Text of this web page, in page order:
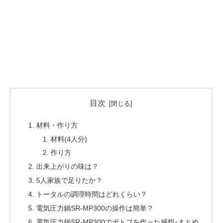
目次
材料・作り方
材料(4人分)
作り方
出来上がりの味は？
5人家族で足りたか？
トータルの調理時間はどれくらい？
電気圧力鍋SR-MP300の操作は簡単？